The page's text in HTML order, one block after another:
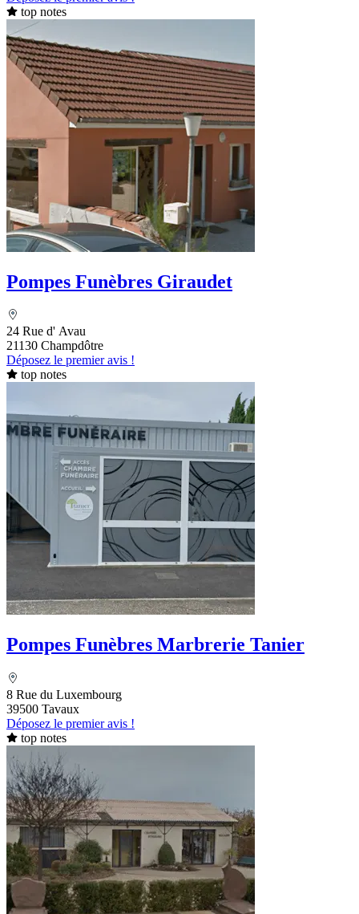
top notes
Pompes Funèbres Giraudet
24 Rue d' Avau
21130 Champdôtre
Déposez le premier avis !
top notes
Pompes Funèbres Marbrerie Tanier
8 Rue du Luxembourg
39500 Tavaux
Déposez le premier avis !
top notes